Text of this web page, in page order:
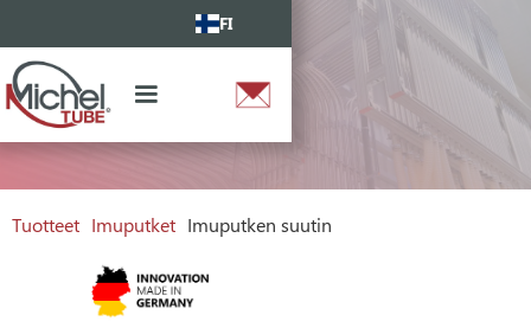
FI
Tuotteet Imuputket Imuputken suutin